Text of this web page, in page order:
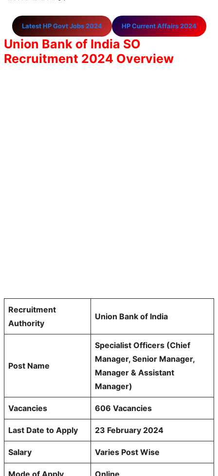
Latest HP Govt Jobs 2024 HP Current Affairs 2024
Union Bank of India SO
Recruitment 2024 Overview
Recruitment
Authority
Union Bank of India
Post Name
Specialist Officers (Chief
Manager, Senior Manager,
Manager & Assistant
Manager)
Vacancies 606 Vacancies
Last Date to Apply 23 February 2024
Salary Varies Post Wise
Mode of Apply Online